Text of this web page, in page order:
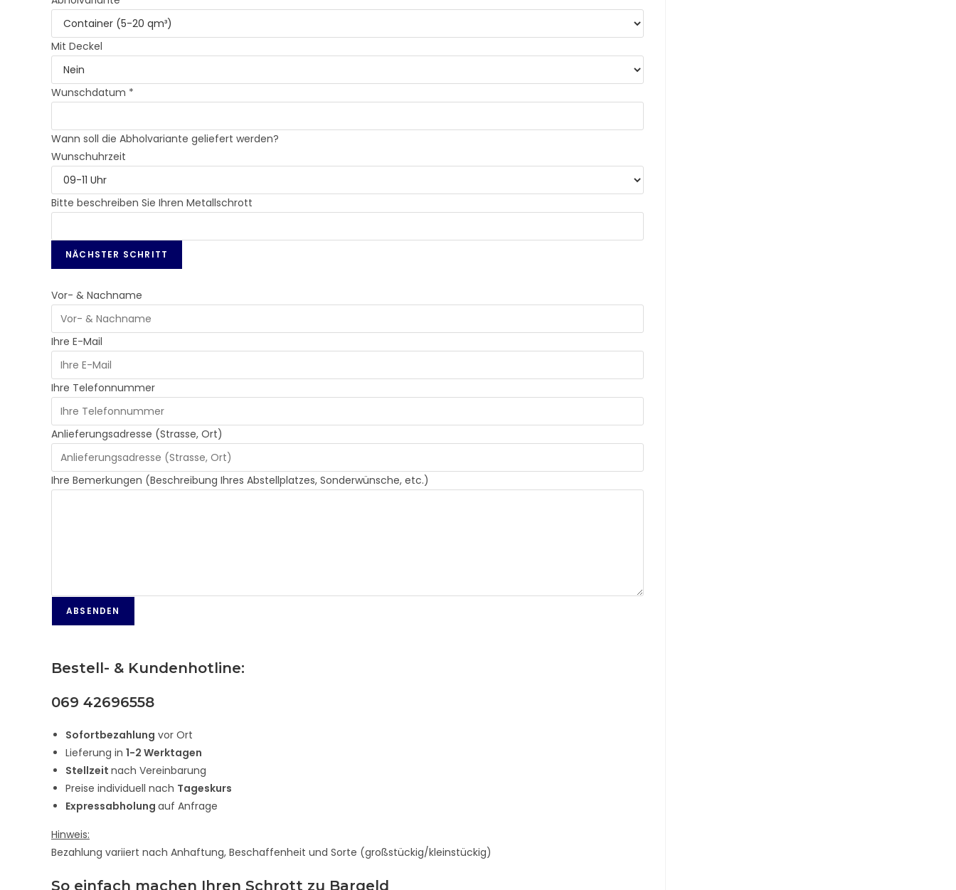
Mit Deckel
Wunschdatum *
Wann soll die Abholvariante geliefert werden?
Wunschuhrzeit
Bitte beschreiben Sie Ihren Metallschrott
Vor- & Nachname
Ihre E-Mail
Ihre Telefonnummer
Anlieferungsadresse (Strasse, Ort)
Ihre Bemerkungen (Beschreibung Ihres Abstellplatzes, Sonderwünsche, etc.)
Bestell- & Kundenhotline:
069 42696558
Sofortbezahlung vor Ort
Lieferung in 1-2 Werktagen
Stellzeit nach Vereinbarung
Preise individuell nach Tageskurs
Expressabholung auf Anfrage
Hinweis:
Bezahlung variiert nach Anhaftung, Beschaffenheit und Sorte (großstückig/kleinstückig)
So einfach machen Ihren Schrott zu Bargeld